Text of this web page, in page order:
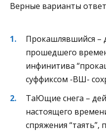
Верные варианты
Прокашлявшийся –
прошедшего
инфинитива
суффиксом -ВШ-
ТаЮщие снега –
настоящего
спряжения “таять”,